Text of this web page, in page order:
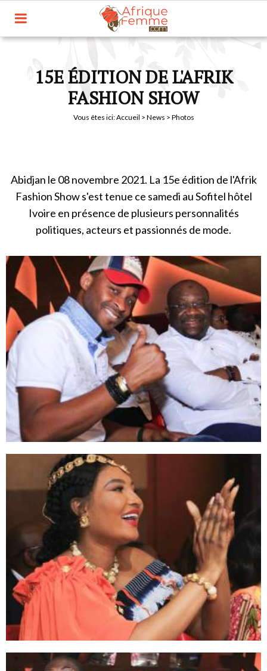
15E ÉDITION DE L'AFRIK
FASHION SHOW
Vous êtes ici:Accueil > News > Photos
Abidjan le 08 novembre 2021. La 15e édition de l'Afrik
Fashion Show s'est tenue ce samedi au Sofitel hôtel
Ivoire en présence de plusieurs personnalités
politiques, acteurs et passionnés de mode.